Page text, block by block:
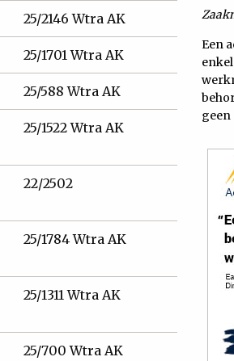
25/2146 Wtra AK
25/1701 Wtra AK
25/588 Wtra AK
25/1522 Wtra AK
22/2502
25/1784 Wtra AK
25/1311 Wtra AK
25/700 Wtra AK
Een